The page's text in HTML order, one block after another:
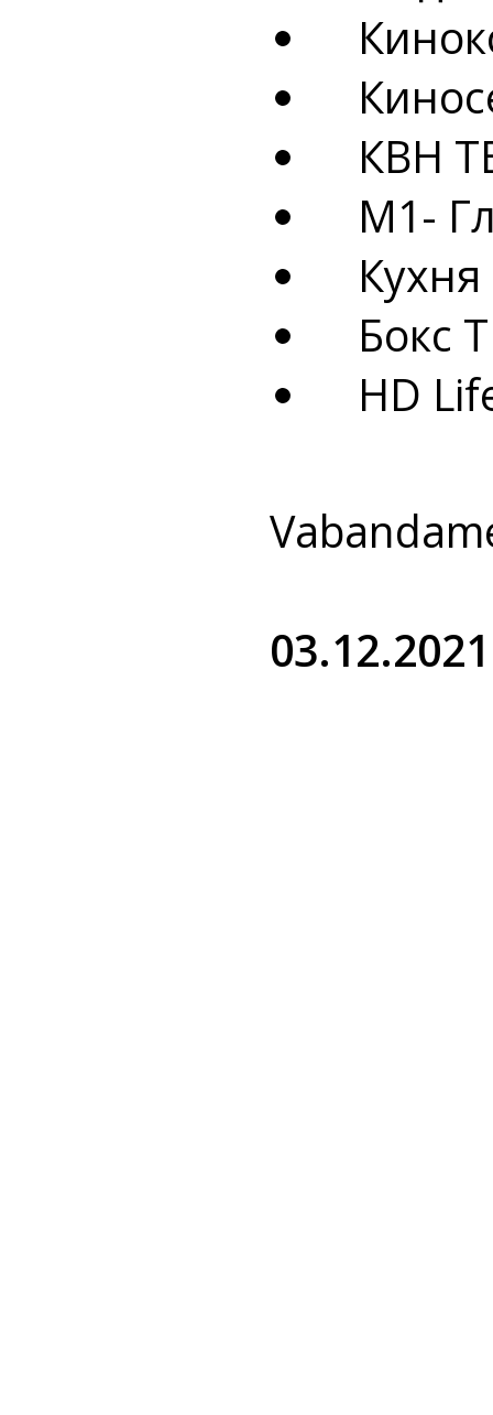
КВН
М1-
Кухня
Бокс
HD
03.12.2021